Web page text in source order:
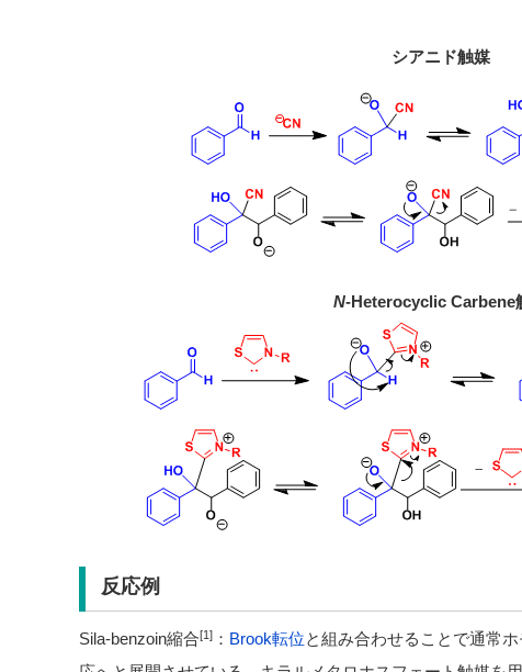
シアニド触媒
N-Heterocyclic Carbene
反応例
Sila-benzoin縮合[1] ： Brook転位と組み合わせることで通常